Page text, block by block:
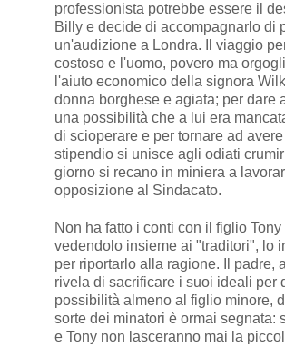
professionista potrebbe essere il
Billy e decide di accompagnarlo di
un'audizione a Londra. Il viaggio
costoso e l'uomo, povero ma
l'aiuto economico della signora
donna borghese e agiata; per dare
una possibilità che a lui era
di scioperare e per tornare ad
stipendio si unisce agli odiati
giorno si recano in miniera a
opposizione al Sindacato.
Non ha fatto i conti con il figlio Tony
vedendolo insieme ai "traditori", lo
per riportarlo alla ragione. Il padre,
rivela di sacrificare i suoi ideali per
possibilità almeno al figlio minore,
sorte dei minatori è ormai segnata:
e Tony non lasceranno mai la